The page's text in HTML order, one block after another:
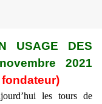
USAGE DES
2021
les tours de